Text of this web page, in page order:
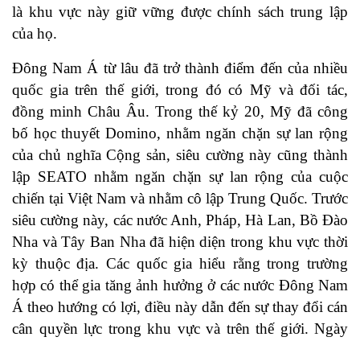
là khu vực này giữ vững được chính sách trung lập
của họ.
Đông Nam Á từ lâu đã trở thành điểm đến của nhiều
quốc gia trên thế giới, trong đó có Mỹ và đối tác,
đồng minh Châu Âu. Trong thế kỷ 20, Mỹ đã công
bố học thuyết Domino, nhằm ngăn chặn sự lan rộng
của chủ nghĩa Cộng sản, siêu cường này cũng thành
lập SEATO nhằm ngăn chặn sự lan rộng của cuộc
chiến tại Việt Nam và nhằm cô lập Trung Quốc. Trước
siêu cường này, các nước Anh, Pháp, Hà Lan, Bồ Đào
Nha và Tây Ban Nha đã hiện diện trong khu vực thời
kỳ thuộc địa. Các quốc gia hiểu rằng trong trường
hợp có thể gia tăng ảnh hưởng ở các nước Đông Nam
Á theo hướng có lợi, điều này dẫn đến sự thay đổi cán
cân quyền lực trong khu vực và trên thế giới. Ngày